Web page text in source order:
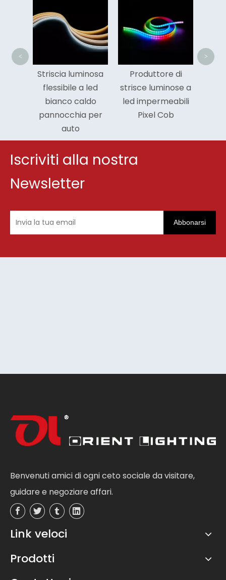
Striscia luminosa
flessibile a led
bianco caldo
pannocchia per
auto
Produttore di
strisce luminose a
led impermeabili
Pixel Cob
< >
Iscriviti alla nostra
Newsletter
Abbonarsi
Benvenuti amici di ogni ceto sociale da visitare,
guidare e negoziare affari.
Link veloci
Prodotti